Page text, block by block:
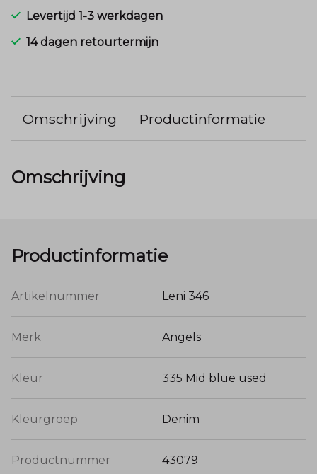
Levertijd 1-3 werkdagen
14 dagen retourtermijn
Omschrijving Productinformatie
Omschrijving
Productinformatie
Artikelnummer Leni 346
Merk Angels
Kleur 335 Mid blue used
Kleurgroep Denim
Productnummer 43079